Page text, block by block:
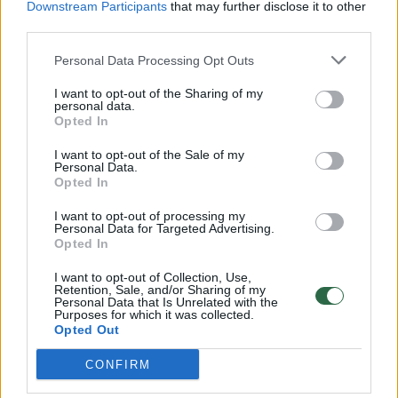
Downstream Participants that may further disclose it to other
Personal Data Processing Opt Outs
I want to opt-out of the Sharing of my
personal data.
Opted In
I want to opt-out of the Sale of my
Personal Data.
Opted In
I want to opt-out of processing my
Personal Data for Targeted Advertising.
Opted In
I want to opt-out of Collection, Use,
Retention, Sale, and/or Sharing of my
Personal Data that Is Unrelated with the
Purposes for which it was collected.
Opted Out
CONFIRM
00:00:57
Savaitės vidurys nusimato karštas: temperatūra kils iki
32 laipsnių šilumos
Žinios Orai
V. Zalužno pasisakymą laiko bandymu įsitvirtinti
Ukrainos politikoje: jis yra neteisus
savaitę: karščiai atsitrauks
Žinios | Orai